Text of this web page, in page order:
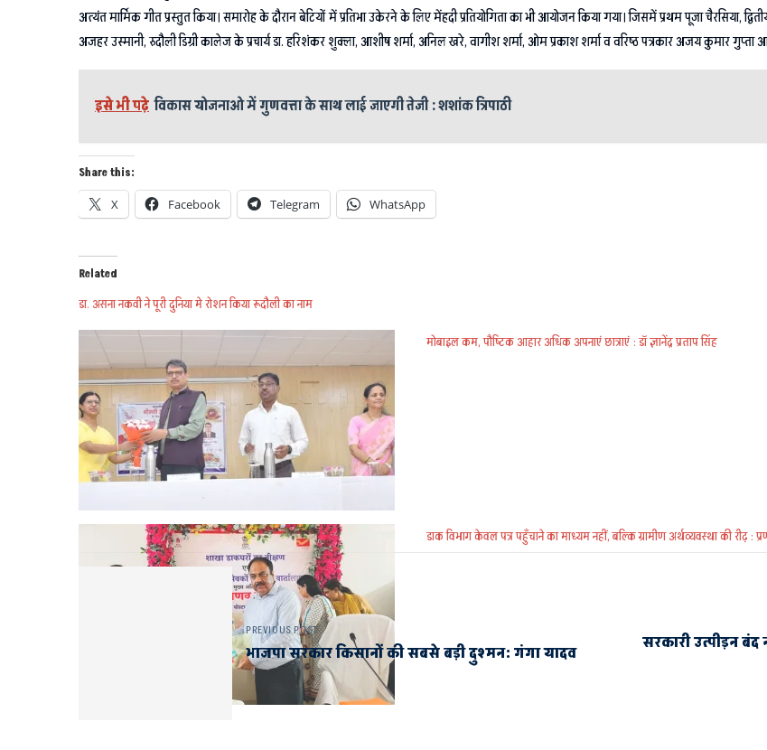
अत्यंत मार्मिक गीत प्रस्तुत किया। समारोह के दौरान बेटियों में प्रतिभा उकेरने के लिए मेंहदी प्रतियोगिता का भी आयोजन किया गया। जिसमें प्रथम पूजा चैरसिया,
अजहर उस्मानी, रुदौली डिग्री कालेज के प्रचार्य डा. हरिशंकर शुक्ला, आशीष शर्मा, अनिल खरे, वागीश शर्मा, ओम प्रकाश शर्मा व वरिष्ठ पत्रकार अजय कुमार गुप्ता
इसे भी पढ़े विकास योजनाओ में गुणवत्ता के साथ लाई जाएगी तेजी : शशांक त्रिपाठी
Share this:
X Facebook Telegram WhatsApp
Related
डा. असना नकवी ने पूरी दुनिया मे रोशन किया रूदौली का नाम
मोबाइल कम, पौष्टिक आहार अधिक अपनाएं छात्राएं : डॉ ज्ञानेंद्र प्रताप सिंह
डाक विभाग केवल पत्र पहुँचाने का माध्यम नहीं, बल्कि ग्रामीण अर्थव्यवस्था की रीढ़ :
PREVIOUS POST
भाजपा सरकार किसानों की सबसे बड़ी दुश्मन: गंगा यादव
सरकारी उत्पीड़न